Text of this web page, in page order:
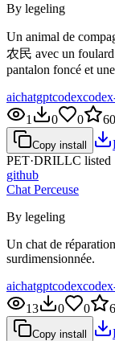
By legeling
Un animal de
农民 avec un foulard
pantalon foncé et
aichatgptcodex
1
0 0
Copy install
PET·DRILLC listed
github
Chat Perceuse
By legeling
Un chat de
surdimensionnée.
aichatgptcodex
13
0 0
Copy install